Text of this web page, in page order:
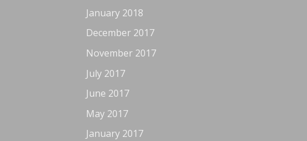
January 2018
December 2017
November 2017
July 2017
June 2017
May 2017
January 2017